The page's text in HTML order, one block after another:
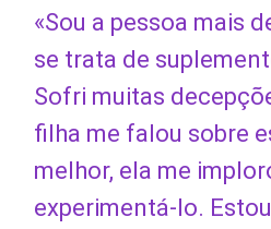
«Sou a pessoa mais
se trata de
Sofri muitas
filha me falou sobre
melhor, ela me
experimentá-lo.